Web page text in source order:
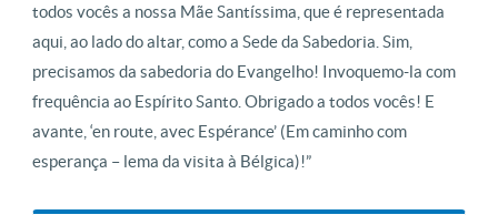
todos vocês a nossa Mãe Santíssima, que é representada
aqui, ao lado do altar, como a Sede da Sabedoria. Sim,
precisamos da sabedoria do Evangelho! Invoquemo-la com
frequência ao Espírito Santo. Obrigado a todos vocês! E
avante, ‘en route, avec Espérance’ (Em caminho com
esperança – lema da visita à Bélgica)!”